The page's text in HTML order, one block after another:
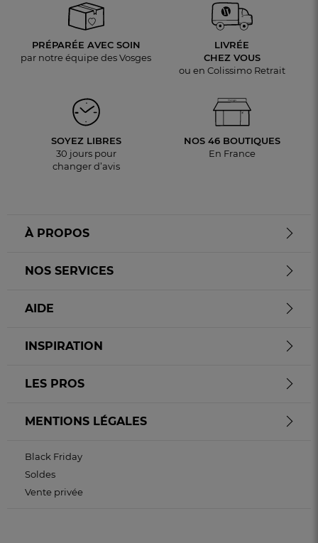
PRÉPARÉE AVEC SOIN
par notre équipe des Vosges
LIVRÉE
CHEZ VOUS
ou en Colissimo Retrait
SOYEZ LIBRES
30 jours pour
changer d’avis
NOS 46 BOUTIQUES
En France
À PROPOS
NOS SERVICES
AIDE
INSPIRATION
LES PROS
MENTIONS LÉGALES
Black Friday
Soldes
Vente privée